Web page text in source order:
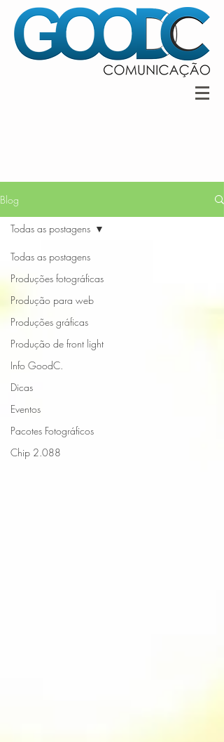
Blog
Todas as postagens
Produções fotográficas
Produção para web
Produções gráficas
Produção de front light
Info GoodC.
Dicas
Eventos
Pacotes Fotográficos
Chip 2.088
Todas as postagens